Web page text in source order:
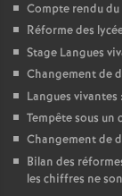
Compte rendu
Réforme des
Stage Langues
Changement de
Langues vivantes
Tempête sous un
Changement de
Bilan des
les chiffres ne